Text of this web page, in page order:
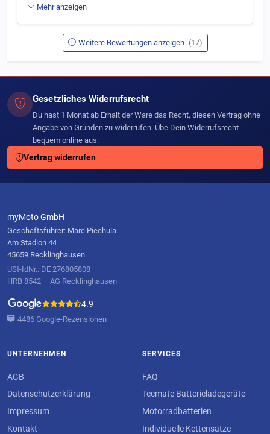
Mehr anzeigen
Weitere Bewertungen anzeigen (17)
Gesetzliches Widerrufsrecht
Du hast 1 Monat ab Erhalt der Ware das Recht, diesen Vertrag ohne
Angabe von Gründen zu widerrufen. Übe Dein Widerrufsrecht
bequem online aus.
Vertrag widerrufen
myMoto GmbH
Geschäftsführer: Marc Piechula
Am Stadion 44
45659 Recklinghausen
USt-IdNr.: DE 276805808
HRB 8542 – AG Recklinghausen
4.9
4486 Google-Rezensionen
UNTERNEHMEN
AGB
Datenschutzerklärung
Impressum
Kontakt
SERVICES
FAQ
Tecmate Batterieladegeräte
Motorradbatterien
Individuelle Kettensätze